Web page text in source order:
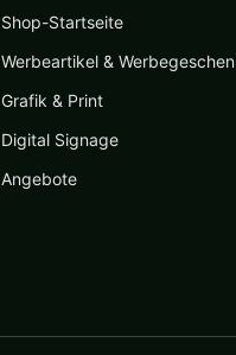
Shop-Startseite
Werbeartikel &
Grafik & Print
Digital Signage
Angebote